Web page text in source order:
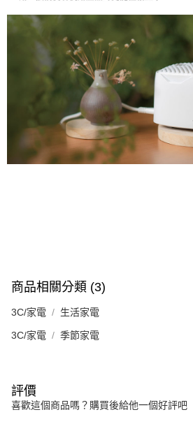
商品相關分類 (3)
3C/家電 生活家電
3C/家電 季節家電
評價
喜歡這個商品嗎？購買後給他一個好評吧